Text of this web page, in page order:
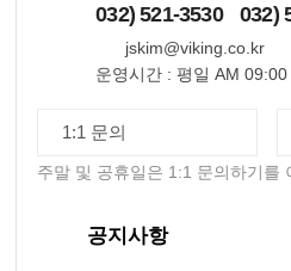
032) 521-3530 032)
jskim@viking.co.kr
운영시간 : 평일 AM
1:1 문의
주말 및 공휴일은 1:1 문의하기를
공지사항